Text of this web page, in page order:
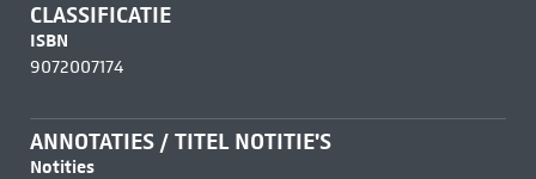
CLASSIFICATIE
ISBN
9072007174
ANNOTATIES / TITEL NOTITIE'S
Notities